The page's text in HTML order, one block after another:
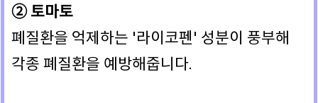
② 토마토
폐질환을 억제하는 '라이코펜' 성분이 풍부해
각종 폐질환을 예방해줍니다.